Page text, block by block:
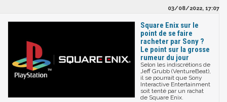
03/08/2022, 17:07
Square Enix sur le
point de se faire
racheter par Sony ?
Le point sur la grosse
rumeur du jour
Selon les indiscrétions de
Jeff Grubb (VentureBeat),
il se pourrait que Sony
Interactive Entertainment
soit tenté par un rachat
de Square Enix.